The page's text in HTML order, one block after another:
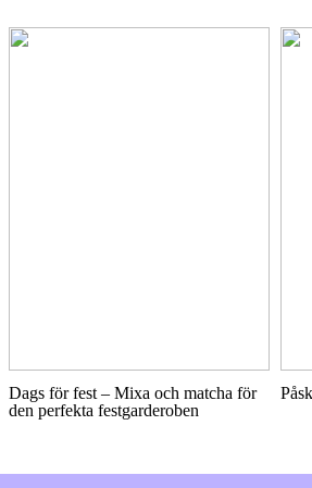
Dags för fest – Mixa och matcha för
den perfekta festgarderoben